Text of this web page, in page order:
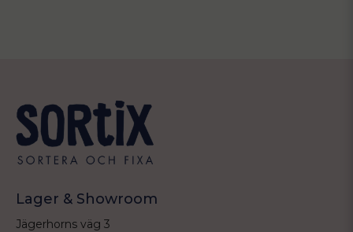
Lager & Showroom
Jägerhorns väg 3